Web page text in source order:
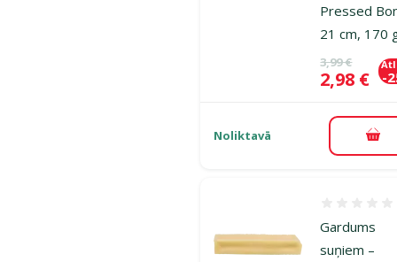
Pressed
21 cm, 170
Oriģinālā
3,99 €
Cena
2,98 € -
Noliktavā
Gardums
suņiem –